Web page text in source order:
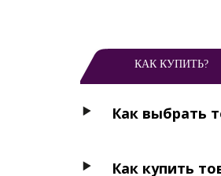
КАК КУПИТЬ?
Как выбрать
Как купить